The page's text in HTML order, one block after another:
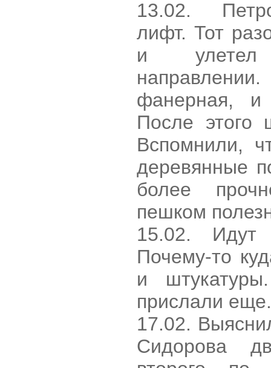
13.02.
лифт. Тот
и улетел
фанерная, и
После этого
Вспомнили,
деревянные
более
пешком
15.02. Идут
Почему-то
и
прислали еще.
17.02.
Сидорова